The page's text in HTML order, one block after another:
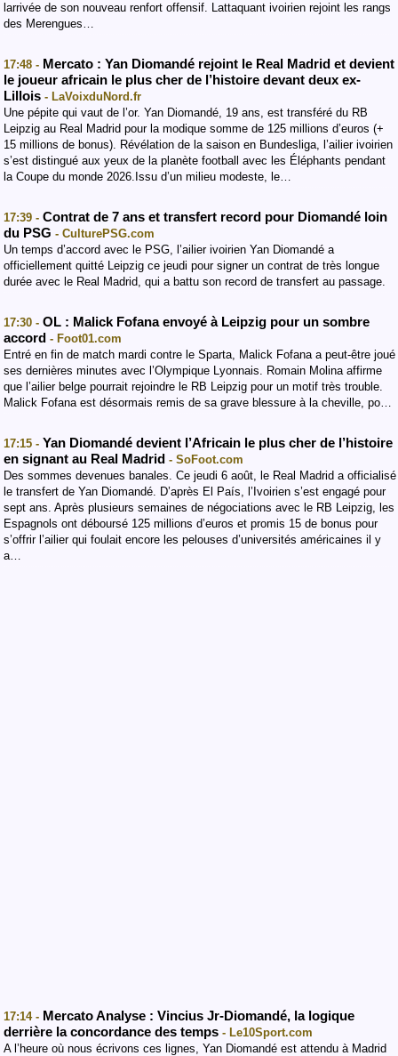
larrivée de son nouveau renfort offensif. Lattaquant ivoirien rejoint les rangs
des Merengues…
17:48 - Mercato : Yan Diomandé rejoint le Real Madrid et devient
le joueur africain le plus cher de l’histoire devant deux ex-
Lillois - LaVoixduNord.fr
Une pépite qui vaut de l’or. Yan Diomandé, 19 ans, est transféré du RB
Leipzig au Real Madrid pour la modique somme de 125 millions d’euros (+
15 millions de bonus). Révélation de la saison en Bundesliga, l’ailier ivoirien
s’est distingué aux yeux de la planète football avec les Éléphants pendant
la Coupe du monde 2026.Issu d’un milieu modeste, le…
17:39 - Contrat de 7 ans et transfert record pour Diomandé loin
du PSG - CulturePSG.com
Un temps d’accord avec le PSG, l’ailier ivoirien Yan Diomandé a
officiellement quitté Leipzig ce jeudi pour signer un contrat de très longue
durée avec le Real Madrid, qui a battu son record de transfert au passage.
17:30 - OL : Malick Fofana envoyé à Leipzig pour un sombre
accord - Foot01.com
Entré en fin de match mardi contre le Sparta, Malick Fofana a peut-être joué
ses dernières minutes avec l’Olympique Lyonnais. Romain Molina affirme
que l’ailier belge pourrait rejoindre le RB Leipzig pour un motif très trouble.
Malick Fofana est désormais remis de sa grave blessure à la cheville, po…
17:15 - Yan Diomandé devient l’Africain le plus cher de l’histoire
en signant au Real Madrid - SoFoot.com
Des sommes devenues banales. Ce jeudi 6 août, le Real Madrid a officialisé
le transfert de Yan Diomandé. D’après El País, l’Ivoirien s’est engagé pour
sept ans. Après plusieurs semaines de négociations avec le RB Leipzig, les
Espagnols ont déboursé 125 millions d’euros et promis 15 de bonus pour
s’offrir l’ailier qui foulait encore les pelouses d’universités américaines il y
a…
17:14 - Mercato Analyse : Vincius Jr-Diomandé, la logique
derrière la concordance des temps - Le10Sport.com
A l’heure où nous écrivons ces lignes, Yan Diomandé est attendu à Madrid